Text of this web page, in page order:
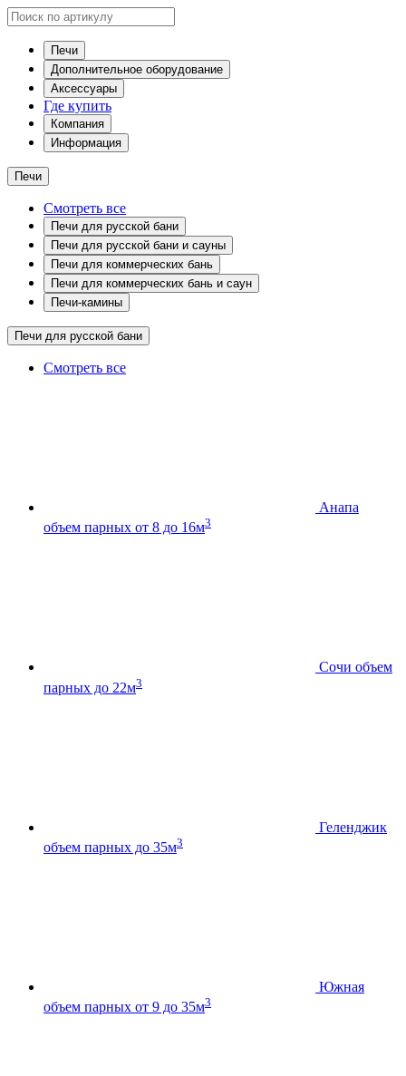
Печи
Дополнительное оборудование
Аксессуары
Где купить
Компания
Информация
Печи
Смотреть все
Печи для русской бани
Печи для русской бани и сауны
Печи для коммерческих бань
Печи для коммерческих бань и саун
Печи-камины
Печи для русской бани
Смотреть все
Анапа
объем парных от 8 до 16м3
Сочи объем
парных до 22м3
Геленджик
объем парных до 35м3
Южная
объем парных от 9 до 35м3